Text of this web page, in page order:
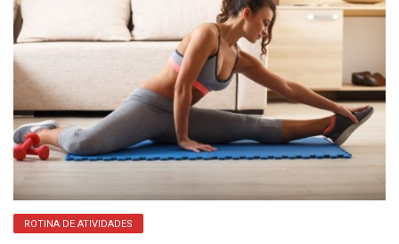
ROTINA DE ATIVIDADES